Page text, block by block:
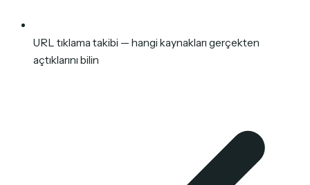
URL tıklama takibi — hangi kaynakları gerçekten
açtıklarını bilin